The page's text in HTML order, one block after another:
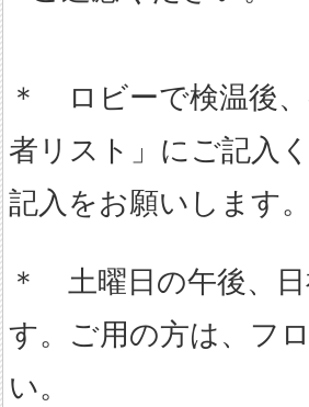
＊ ロビーで検温後
者リスト」にご記入
記入をお願いします。
＊ 土曜日の午後、
す。ご用の方は、フ
い。